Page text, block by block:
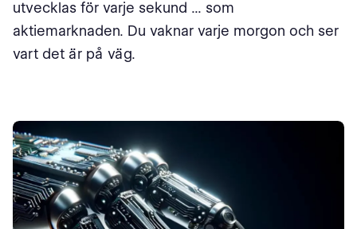
utvecklas för varje sekund ... som
aktiemarknaden. Du vaknar varje morgon och ser
vart det är på väg.